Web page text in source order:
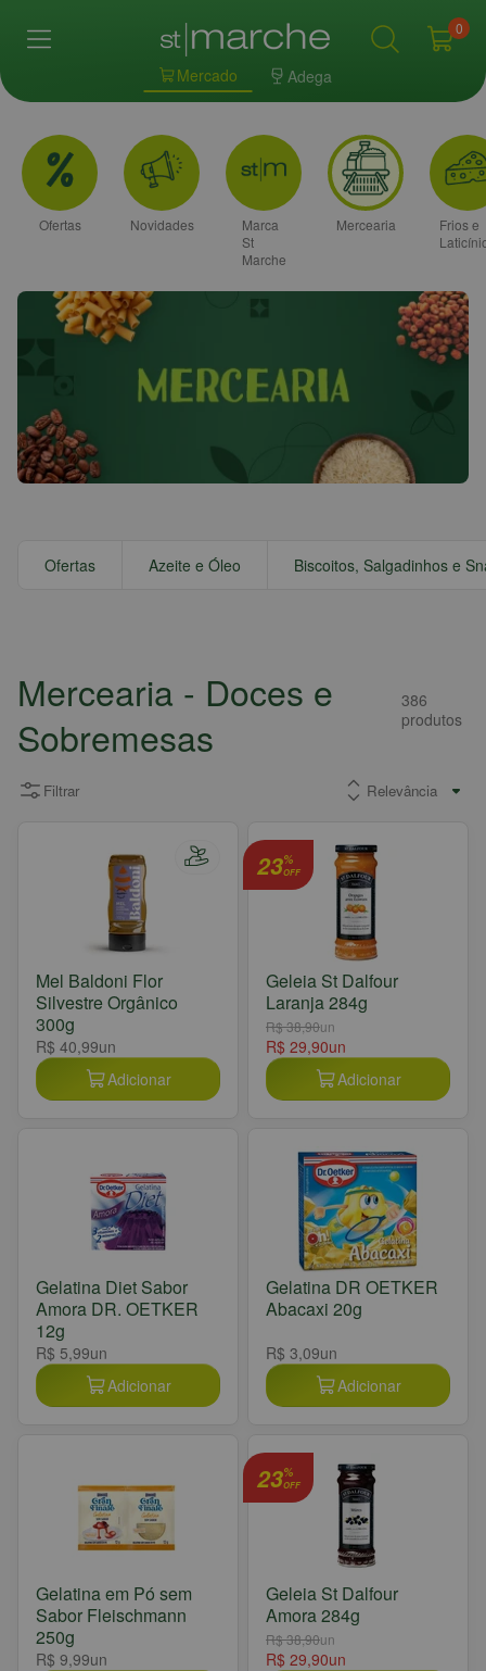
Mercado Adega
0
Ofertas Novidades
Marca
St
Marche
Mercearia
Frios e
Ofertas Azeite e Óleo Biscoitos, Salgadinhos e
Mercearia - Doces e
Sobremesas
386
produtos
Filtrar
Mel Baldoni Flor
Silvestre Orgânico
300g
R$ 40,99un
Adicionar
23%
OFF
Geleia St Dalfour
Laranja 284g
R$ 38,90un
R$ 29,90un
Adicionar
Gelatina Diet Sabor
Amora DR. OETKER
12g
R$ 5,99un
Adicionar
Gelatina DR OETKER
Abacaxi 20g
R$ 3,09un
Adicionar
Gelatina em Pó sem
Sabor Fleischmann
250g
R$ 9,99un
23%
OFF
Geleia St Dalfour
Amora 284g
R$ 38,90un
R$ 29,90un